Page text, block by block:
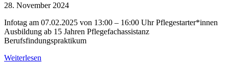
28. November 2024
Infotag am 07.02.2025 von 13:00 – 16:00 Uhr Pflegestarter*innen
Ausbildung ab 15 Jahren Pflegefachassistanz
Berufsfindungspraktikum
Weiterlesen